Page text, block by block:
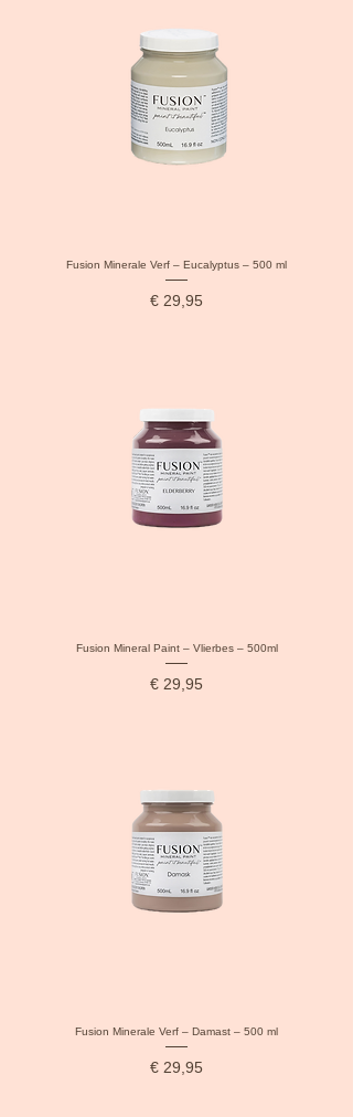
Fusion Minerale Verf – Eucalyptus – 500 ml
Prijs
€ 29,95
Fusion Mineral Paint – Vlierbes – 500ml
Prijs
€ 29,95
Fusion Minerale Verf – Damast – 500 ml
Prijs
€ 29,95